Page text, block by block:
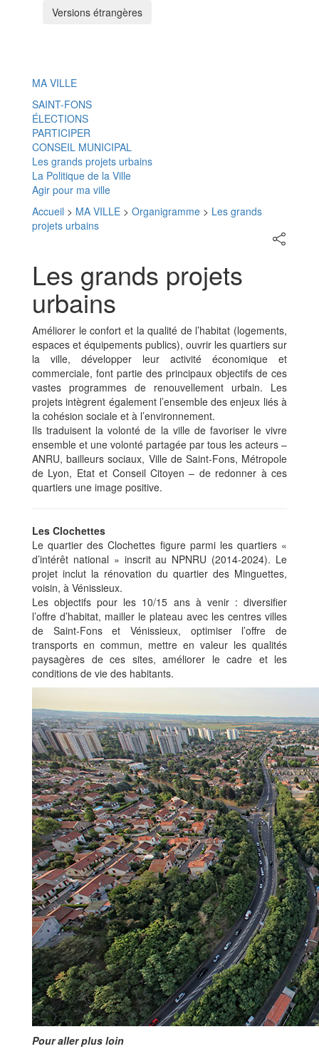
Versions étrangères
MA VILLE
SAINT-FONS
ÉLECTIONS
PARTICIPER
CONSEIL MUNICIPAL
Les grands projets urbains
La Politique de la Ville
Agir pour ma ville
Accueil > MA VILLE > Organigramme > Les grands
projets urbains
Partager
sur
Les grands projets
urbains
Améliorer le confort et la qualité de l’habitat (logements,
espaces et équipements publics), ouvrir les quartiers sur
la ville, développer leur activité économique et
commerciale, font partie des principaux objectifs de ces
vastes programmes de renouvellement urbain. Les
projets intègrent également l’ensemble des enjeux liés à
la cohésion sociale et à l’environnement.
Ils traduisent la volonté de la ville de favoriser le vivre
ensemble et une volonté partagée par tous les acteurs –
ANRU, bailleurs sociaux, Ville de Saint-Fons, Métropole
de Lyon, Etat et Conseil Citoyen – de redonner à ces
quartiers une image positive.
Les Clochettes
Le quartier des Clochettes figure parmi les quartiers «
d’intérêt national » inscrit au NPNRU (2014-2024). Le
projet inclut la rénovation du quartier des Minguettes,
voisin, à Vénissieux.
Les objectifs pour les 10/15 ans à venir : diversifier
l’offre d’habitat, mailler le plateau avec les centres villes
de Saint-Fons et Vénissieux, optimiser l’offre de
transports en commun, mettre en valeur les qualités
paysagères de ces sites, améliorer le cadre et les
conditions de vie des habitants.
Pour aller plus loin